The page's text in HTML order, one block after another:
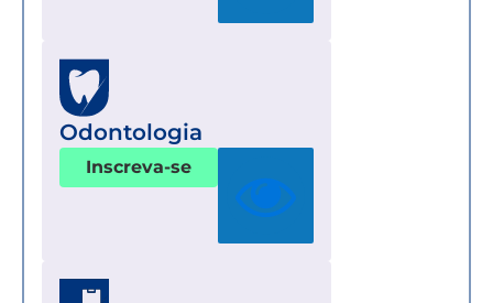
Odontologia
Inscreva-se